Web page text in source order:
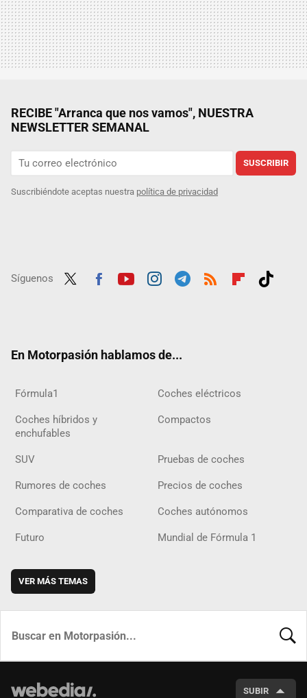
RECIBE "Arranca que nos vamos", NUESTRA
NEWSLETTER SEMANAL
SUSCRIBIR
Suscribiéndote aceptas nuestra política de privacidad
Síguenos
En Motorpasión hablamos de...
Fórmula1 Coches eléctricos
Coches híbridos y
enchufables
Compactos
SUV Pruebas de coches
Rumores de coches Precios de coches
Comparativa de coches Coches autónomos
Futuro Mundial de Fórmula 1
VER MÁS TEMAS
SUBIR